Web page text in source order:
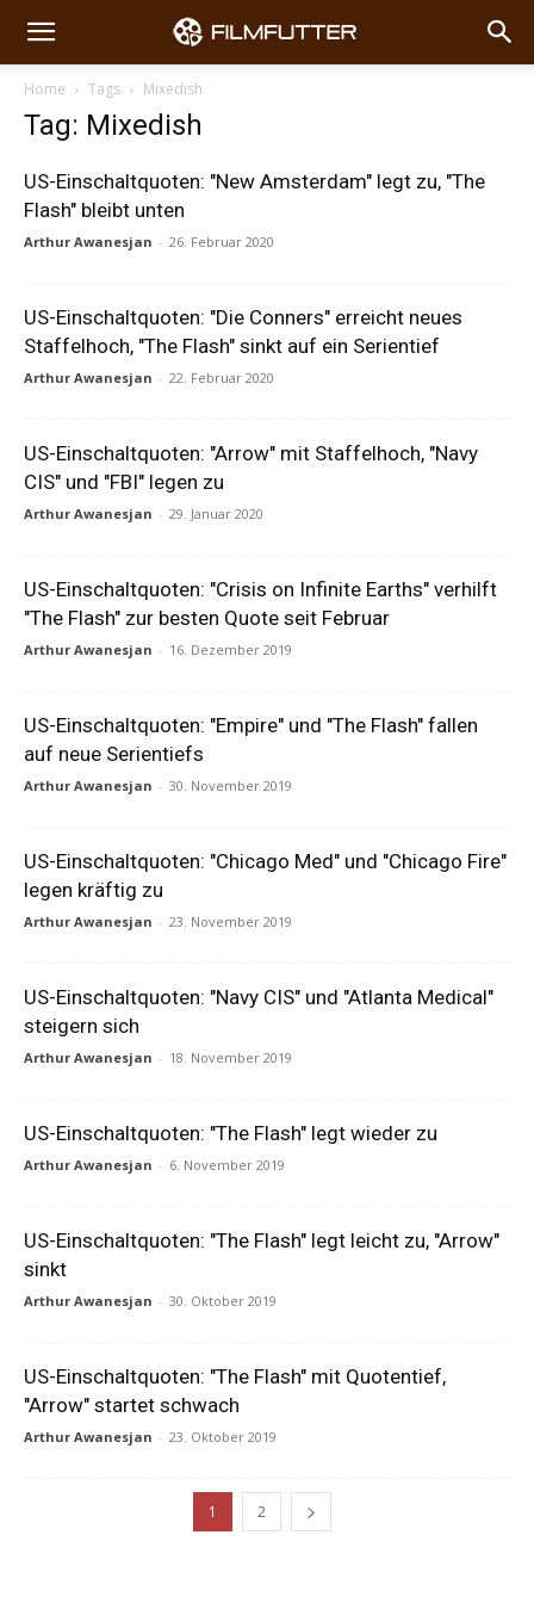
Home Tags Mixedish
Tag: Mixedish
US-Einschaltquoten: "New Amsterdam" legt zu, "The
Flash" bleibt unten
Arthur Awanesjan - 26. Februar 2020
US-Einschaltquoten: "Die Conners" erreicht neues
Staffelhoch, "The Flash" sinkt auf ein Serientief
Arthur Awanesjan - 22. Februar 2020
US-Einschaltquoten: "Arrow" mit Staffelhoch, "Navy
CIS" und "FBI" legen zu
Arthur Awanesjan - 29. Januar 2020
US-Einschaltquoten: "Crisis on Infinite Earths" verhilft
"The Flash" zur besten Quote seit Februar
Arthur Awanesjan - 16. Dezember 2019
US-Einschaltquoten: "Empire" und "The Flash" fallen
auf neue Serientiefs
Arthur Awanesjan - 30. November 2019
US-Einschaltquoten: "Chicago Med" und "Chicago Fire"
legen kräftig zu
Arthur Awanesjan - 23. November 2019
US-Einschaltquoten: "Navy CIS" und "Atlanta Medical"
steigern sich
Arthur Awanesjan - 18. November 2019
US-Einschaltquoten: "The Flash" legt wieder zu
Arthur Awanesjan - 6. November 2019
US-Einschaltquoten: "The Flash" legt leicht zu, "Arrow"
sinkt
Arthur Awanesjan - 30. Oktober 2019
US-Einschaltquoten: "The Flash" mit Quotentief,
"Arrow" startet schwach
Arthur Awanesjan - 23. Oktober 2019
1 2